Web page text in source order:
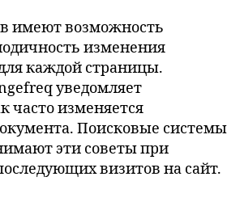
имеют возможность
изменения
каждой страницы.
уведомляет
часто изменяется
Поисковые системы
эти советы при
визитов на сайт.